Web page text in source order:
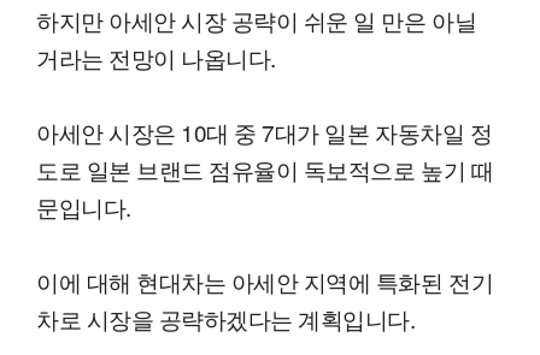
하지만 아세안 시장 공략이 쉬운 일 만은 아닐
거라는 전망이 나옵니다.
아세안 시장은 10대 중 7대가 일본 자동차일 정
도로 일본 브랜드 점유율이 독보적으로 높기 때
문입니다.
이에 대해 현대차는 아세안 지역에 특화된 전기
차로 시장을 공략하겠다는 계획입니다.